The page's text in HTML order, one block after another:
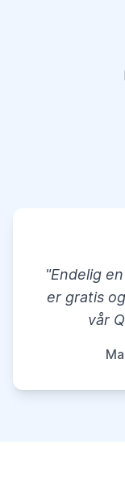
"Endelig
er gratis
vår